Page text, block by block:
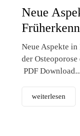
Neue
Neue Aspekte
der
PDF Download...
weiterlesen